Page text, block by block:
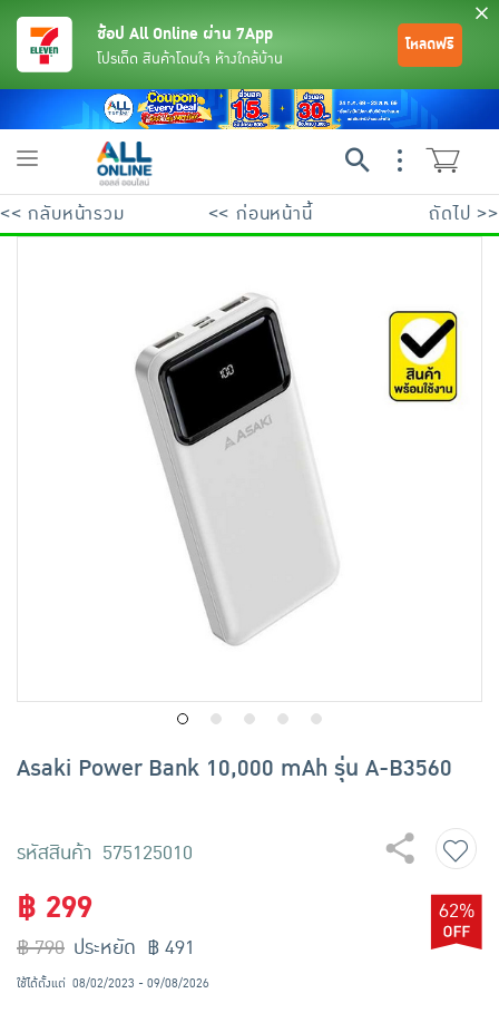
ช้อป All Online ผ่าน 7App
โปรเด็ด สินค้าโดนใจ ห้างใกล้บ้าน
โหลดฟรี
Toggle
<< กลับหน้ารวม << ก่อนหน้านี้ ถัดไป >>
Asaki Power Bank 10,000 mAh รุ่น A-B3560
รหัสสินค้า 575125010
฿ 299
฿ 790
62%
ประหยัด ฿ 491
ใช้ได้ตั้งแต่ 08/02/2023 - 09/08/2026